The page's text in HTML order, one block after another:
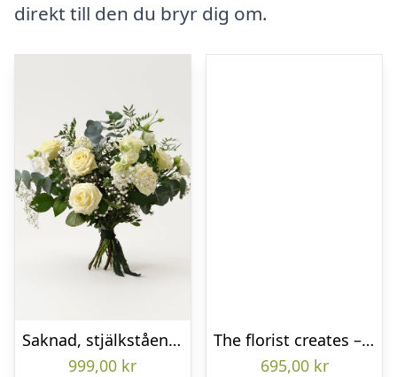
direkt till den du bryr dig om.
Saknad, stjälkstående bukett
999,00 kr
The florist creates – Funeral bouquet
695,00 kr